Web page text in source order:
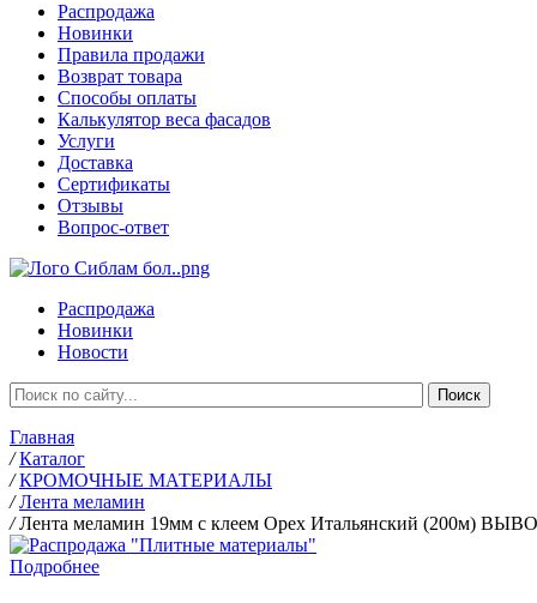
Распродажа
Новинки
Правила продажи
Возврат товара
Способы оплаты
Калькулятор веса фасадов
Услуги
Доставка
Сертификаты
Отзывы
Вопрос-ответ
Распродажа
Новинки
Новости
Главная
/ Каталог
/ КРОМОЧНЫЕ МАТЕРИАЛЫ
/ Лента меламин
/ Лента меламин 19мм с клеем Орех Итальянский (200м)
Подробнее